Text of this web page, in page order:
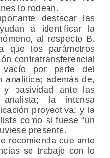
lo rodean.
destacar las
a identificar la
al respecto B.
que los parámetros
contratransferencial
vacío por parte del
analítica; además de,
pasividad ante las
analista; la intensa
proyectiva; y la
como si fuese “un
presente.
recomienda que ante
se trabaje con lo